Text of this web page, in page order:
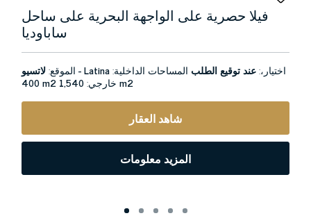
فيلا حصرية على الواجهة البحرية على ساحل
ساباوديا
الموقع: لاتسيو - Latina اختيار،:عند توقيع الطلب المساحات الداخلية:
400 m2 خارجي: 1,540 m2
شاهد العقار
المزيد معلومات